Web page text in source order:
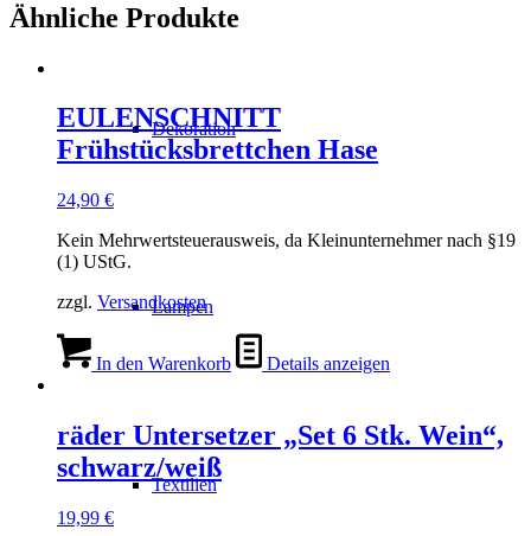
Dekoration
Lampen
Textilien
Ähnliche Produkte
EULENSCHNITT
Frühstücksbrettchen Hase
24,90 €
Kein Mehrwertsteuerausweis, da Kleinunternehmer nach §19
(1) UStG.
zzgl. Versandkosten
In den Warenkorb Details anzeigen
räder Untersetzer „Set 6 Stk. Wein“,
schwarz/weiß
19,99 €